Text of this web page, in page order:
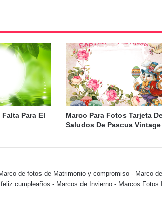
Para El
Marco Para Fotos Tarjeta
Saludos De Pascua Vintage
de fotos de Matrimonio y compromiso - Marco
cumpleaños - Marcos de Invierno- Marcos Fotos